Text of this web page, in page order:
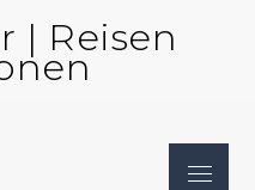
| Reisen
Menu